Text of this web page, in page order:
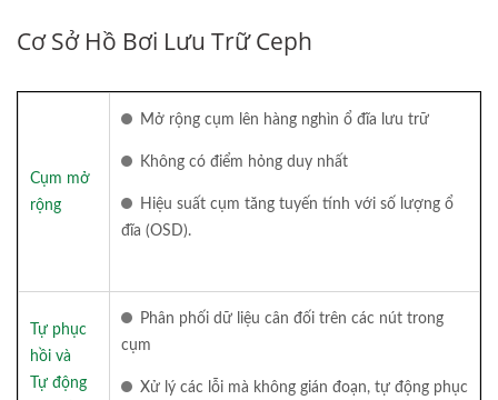
Cơ Sở Hồ Bơi Lưu Trữ Ceph
Cụm mở
rộng
Mở rộng cụm lên hàng nghìn ổ đĩa lưu trữ
Không có điểm hỏng duy nhất
Hiệu suất cụm tăng tuyến tính với số lượng ổ
đĩa (OSD).
Tự phục
hồi và
Tự động
Phân phối dữ liệu cân đối trên các nút trong
cụm
Xử lý các lỗi mà không gián đoạn, tự động phục